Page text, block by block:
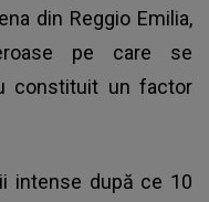
din Reggio Emilia,
pe care se
constituit un factor
intense după ce 10